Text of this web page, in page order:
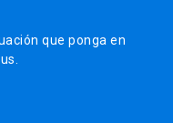
que ponga en